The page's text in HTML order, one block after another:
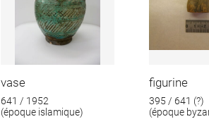
vase
641 / 1952
(époque islamique)
figurine
395 / 641 (?)
(époque